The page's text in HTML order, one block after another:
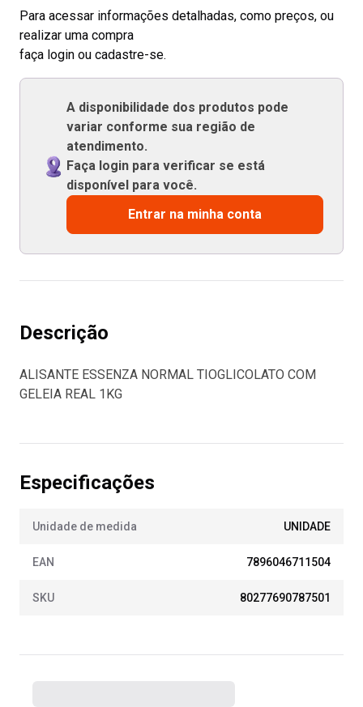
Para acessar informações detalhadas, como preços, ou
realizar uma compra
faça login ou cadastre-se.
A disponibilidade dos produtos pode
variar conforme sua região de
atendimento.
Faça login para verificar se está
disponível para você.
Entrar na minha conta
Descrição
ALISANTE ESSENZA NORMAL TIOGLICOLATO COM
GELEIA REAL 1KG
Especificações
Unidade de medida UNIDADE
EAN 7896046711504
SKU 80277690787501